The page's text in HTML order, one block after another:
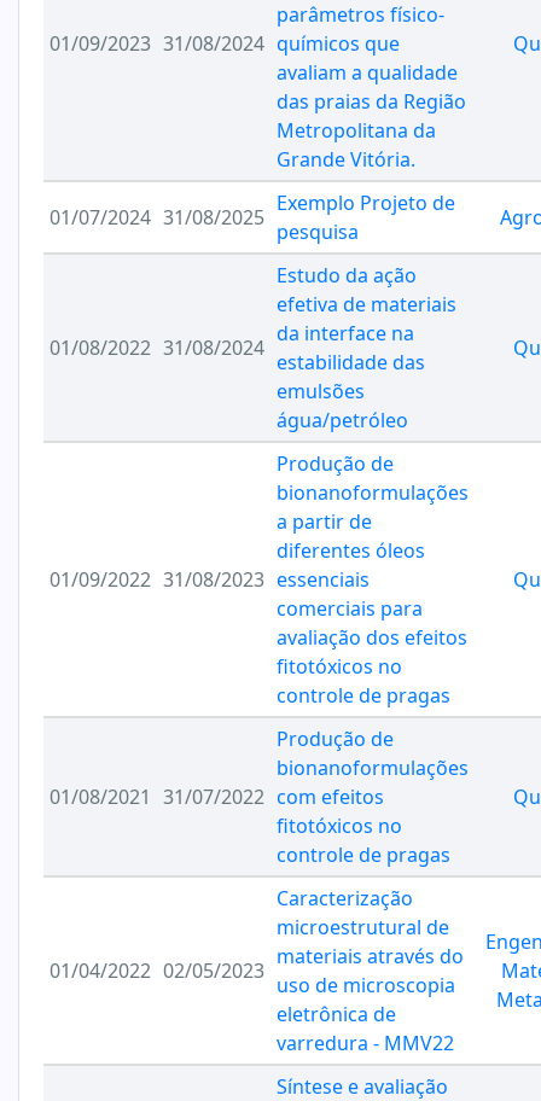
01/09/2023 31/08/2024
parâmetros físico-
químicos que
avaliam a qualidade
das praias da Região
Metropolitana da
Grande Vitória.
01/07/2024 31/08/2025
Exemplo Projeto de
pesquisa
01/08/2022 31/08/2024
Estudo da ação
efetiva de materiais
da interface na
estabilidade das
emulsões
água/petróleo
01/09/2022 31/08/2023
Produção de
bionanoformulações
a partir de
diferentes óleos
essenciais
comerciais para
avaliação dos efeitos
fitotóxicos no
controle de pragas
01/08/2021 31/07/2022
Produção de
bionanoformulações
com efeitos
fitotóxicos no
controle de pragas
01/04/2022 02/05/2023
Caracterização
microestrutural de
materiais através do
uso de microscopia
eletrônica de
varredura - MMV22
Síntese e avaliação